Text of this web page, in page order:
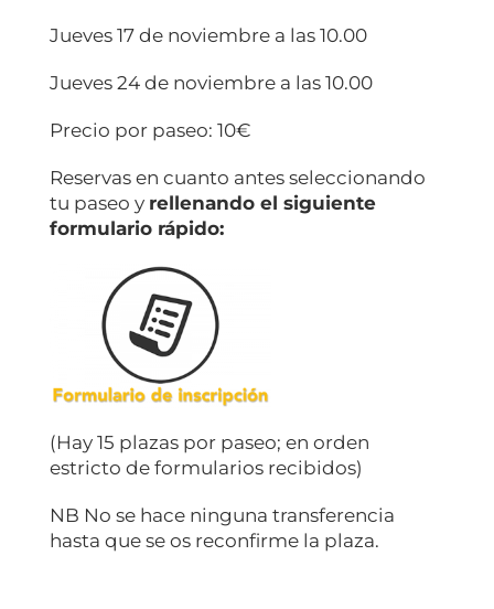
Jueves 17 de noviembre a las 10.00
Jueves 24 de noviembre a las 10.00
Precio por paseo: 10€
Reservas en cuanto antes seleccionando
tu paseo y rellenando el siguiente
formulario rápido:
(Hay 15 plazas por paseo; en orden
estricto de formularios recibidos)
NB No se hace ninguna transferencia
hasta que se os reconfirme la plaza.